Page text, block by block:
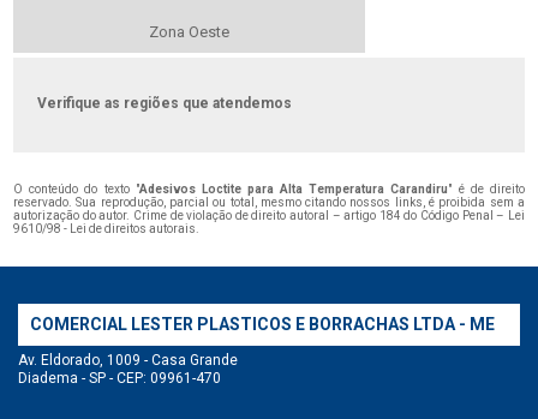
Zona Oeste
Verifique as regiões que atendemos
O conteúdo do texto "Adesivos Loctite para Alta Temperatura Carandiru" é de direito
reservado. Sua reprodução, parcial ou total, mesmo citando nossos links, é proibida sem a
autorização do autor. Crime de violação de direito autoral – artigo 184 do Código Penal –
Lei
9610/98 - Lei de direitos autorais
COMERCIAL LESTER PLASTICOS E BORRACHAS LTDA - ME
Av. Eldorado, 1009 - Casa Grande
Diadema - SP - CEP: 09961-470